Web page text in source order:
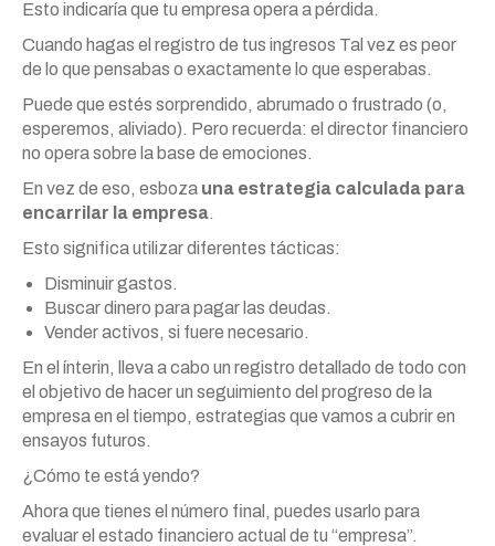
Esto indicaría que tu empresa opera a pérdida.
Cuando hagas el registro de tus ingresos Tal vez es peor
de lo que pensabas o exactamente lo que esperabas.
Puede que estés sorprendido, abrumado o frustrado (o,
esperemos, aliviado). Pero recuerda: el director financiero
no opera sobre la base de emociones.
En vez de eso, esboza una estrategia calculada para
encarrilar la empresa.
Esto significa utilizar diferentes tácticas:
Disminuir gastos.
Buscar dinero para pagar las deudas.
Vender activos, si fuere necesario.
En el ínterin, lleva a cabo un registro detallado de todo con
el objetivo de hacer un seguimiento del progreso de la
empresa en el tiempo, estrategias que vamos a cubrir en
ensayos futuros.
¿Cómo te está yendo?
Ahora que tienes el número final, puedes usarlo para
evaluar el estado financiero actual de tu “empresa”.